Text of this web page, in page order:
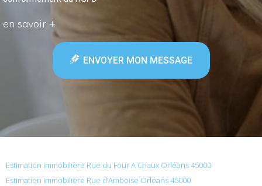
en savoir +
ENVOYER MON MESSAGE
Estimation immobilière Rue du Four A Chaux Orléans 45000
Estimation immobilière Rue d’Amboise Orléans 45000